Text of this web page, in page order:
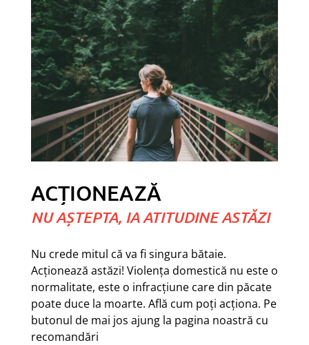
ACȚIONEAZĂ
NU AȘTEPTA, IA ATITUDINE ASTĂZI
Nu crede mitul că va fi singura bătaie.
Acționează astăzi! Violența domestică nu este o
normalitate, este o infracțiune care din păcate
poate duce la moarte. Află cum poți acționa. Pe
butonul de mai jos ajung la pagina noastră cu
recomandări